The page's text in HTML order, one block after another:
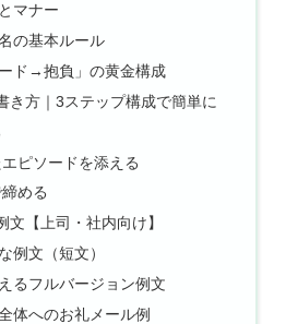
マナー
の基本ルール
ド→抱負」の黄金構成
き方｜3ステップ構成で簡単に
ピソードを添える
める
【上司・社内向け】
例文（短文）
るフルバージョン例文
体へのお礼メール例